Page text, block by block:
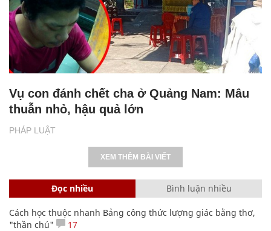
PHÁP LUẬT
Vụ con đánh chết cha ở Quảng Nam: Mâu
thuẫn nhỏ, hậu quả lớn
XEM THÊM BÀI VIẾT
Đọc nhiều Bình luận nhiều
Cách học thuộc nhanh Bảng công thức lượng giác bằng thơ,
"thần chú"
17